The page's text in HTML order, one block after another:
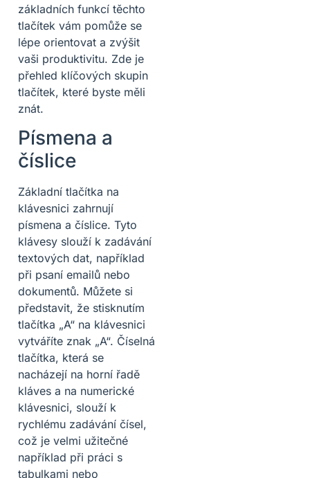
základních funkcí těchto
tlačítek vám pomůže se
lépe orientovat a zvýšit
vaši produktivitu. Zde je
přehled klíčových skupin
tlačítek, které byste měli
znát.
Písmena a
číslice
Základní tlačítka na
klávesnici zahrnují
písmena a číslice. Tyto
klávesy slouží k zadávání
textových dat, například
při psaní emailů nebo
dokumentů. Můžete si
představit, že stisknutím
tlačítka „A“ na klávesnici
vytváříte znak „A“. Číselná
tlačítka, která se
nacházejí na horní řadě
kláves a na numerické
klávesnici, slouží k
rychlému zadávání čísel,
což je velmi užitečné
například při práci s
tabulkami nebo